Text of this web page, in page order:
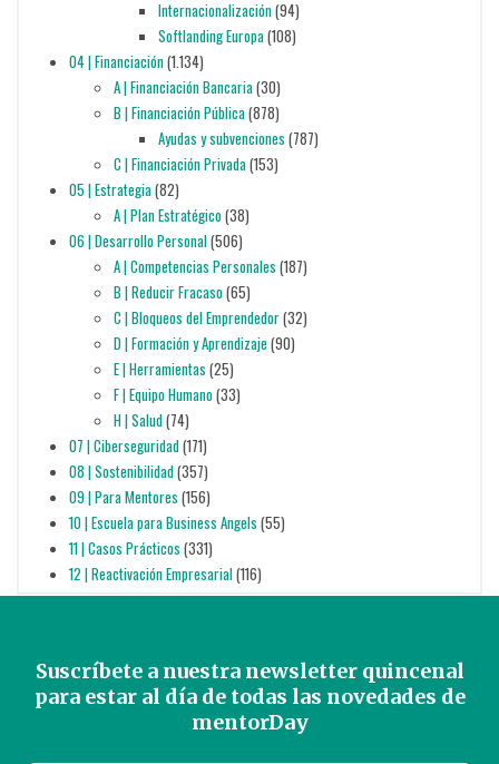
Internacionalización(94)
Softlanding Europa(108)
04 | Financiación(1.134)
A | Financiación Bancaria(30)
B | Financiación Pública(878)
Ayudas y subvenciones (787)
C | Financiación Privada(153)
05 | Estrategia(82)
A | Plan Estratégico(38)
06 | Desarrollo Personal(506)
A | Competencias Personales (187)
B | Reducir Fracaso(65)
C | Bloqueos del Emprendedor(32)
D | Formación y Aprendizaje (90)
E | Herramientas (25)
F | Equipo Humano(33)
H | Salud(74)
07 | Ciberseguridad(171)
08 | Sostenibilidad(357)
09 | Para Mentores (156)
10 | Escuela para Business Angels (55)
11 | Casos Prácticos (331)
12 | Reactivación Empresarial(116)
Suscríbete a nuestra newsletter quincenal
para estar al día de todas las novedades de
mentorDay